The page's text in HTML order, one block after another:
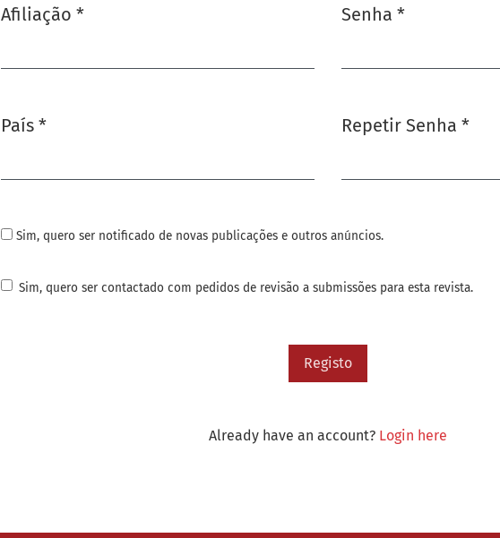
Afiliação *
País *
Senha *
Repetir Senha *
Sim, quero ser notificado de novas publicações e outros anúncios.
Sim, quero ser contactado com pedidos de revisão a submissões para esta revista.
Registo
Already have an account? Login here